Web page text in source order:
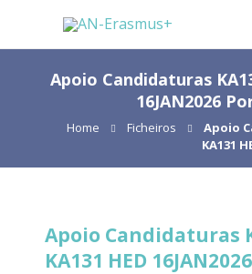
Apoio Candidaturas
16JAN2026
Home Ficheiros
Apoio
KA131
Apoio Candidaturas
KA131 HED